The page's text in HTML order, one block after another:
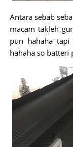
Antara sebab
macam takleh
pun hahaha tapi
hahaha so batteri